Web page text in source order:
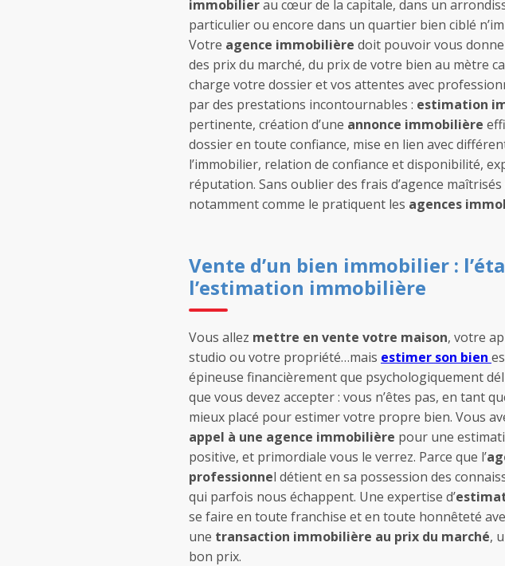
immobilierau cœur de la capitale, dans un
particulier ou encore dans un quartier bien ciblé
Votre agence immobilière doit pouvoir vous
des prix du marché, du prix de votre bien au mètre
charge votre dossier et vos attentes avec
par des prestations incontournables : estimation
pertinente, création d’une annonce immobilière
dossier en toute confiance, mise en lien avec
l’immobilier, relation de confiance et disponibilité,
réputation. Sans oublier des frais d’agence
notamment comme le pratiquent les agences
Vente d’un bien immobilier :
l’estimation immobilière
Vous allez mettre en vente votre maison, votre
studio ou votre propriété…mais estimer son bien
épineuse financièrement que psychologiquement
que vous devez accepter : vous n’êtes pas, en tant
mieux placé pour estimer votre propre bien. Vous
appel à une agence immobilière pour une
positive, et primordiale vous le verrez. Parce que l’
professionnel détient en sa possession des
qui parfois nous échappent. Une expertise d’
se faire en toute franchise et en toute honnêteté
une transaction immobilière au prix du marché,
bon prix.